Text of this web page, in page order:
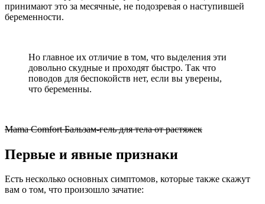
принимают это за месячные, не подозревая о наступившей
беременности.
Но главное их отличие в том, что выделения эти
довольно скудные и проходят быстро. Так что
поводов для беспокойств нет, если вы уверены,
что беременны.
Mama Comfort Бальзам-гель для тела от растяжек
Первые и явные признаки
Есть несколько основных симптомов, которые также скажут
вам о том, что произошло зачатие: